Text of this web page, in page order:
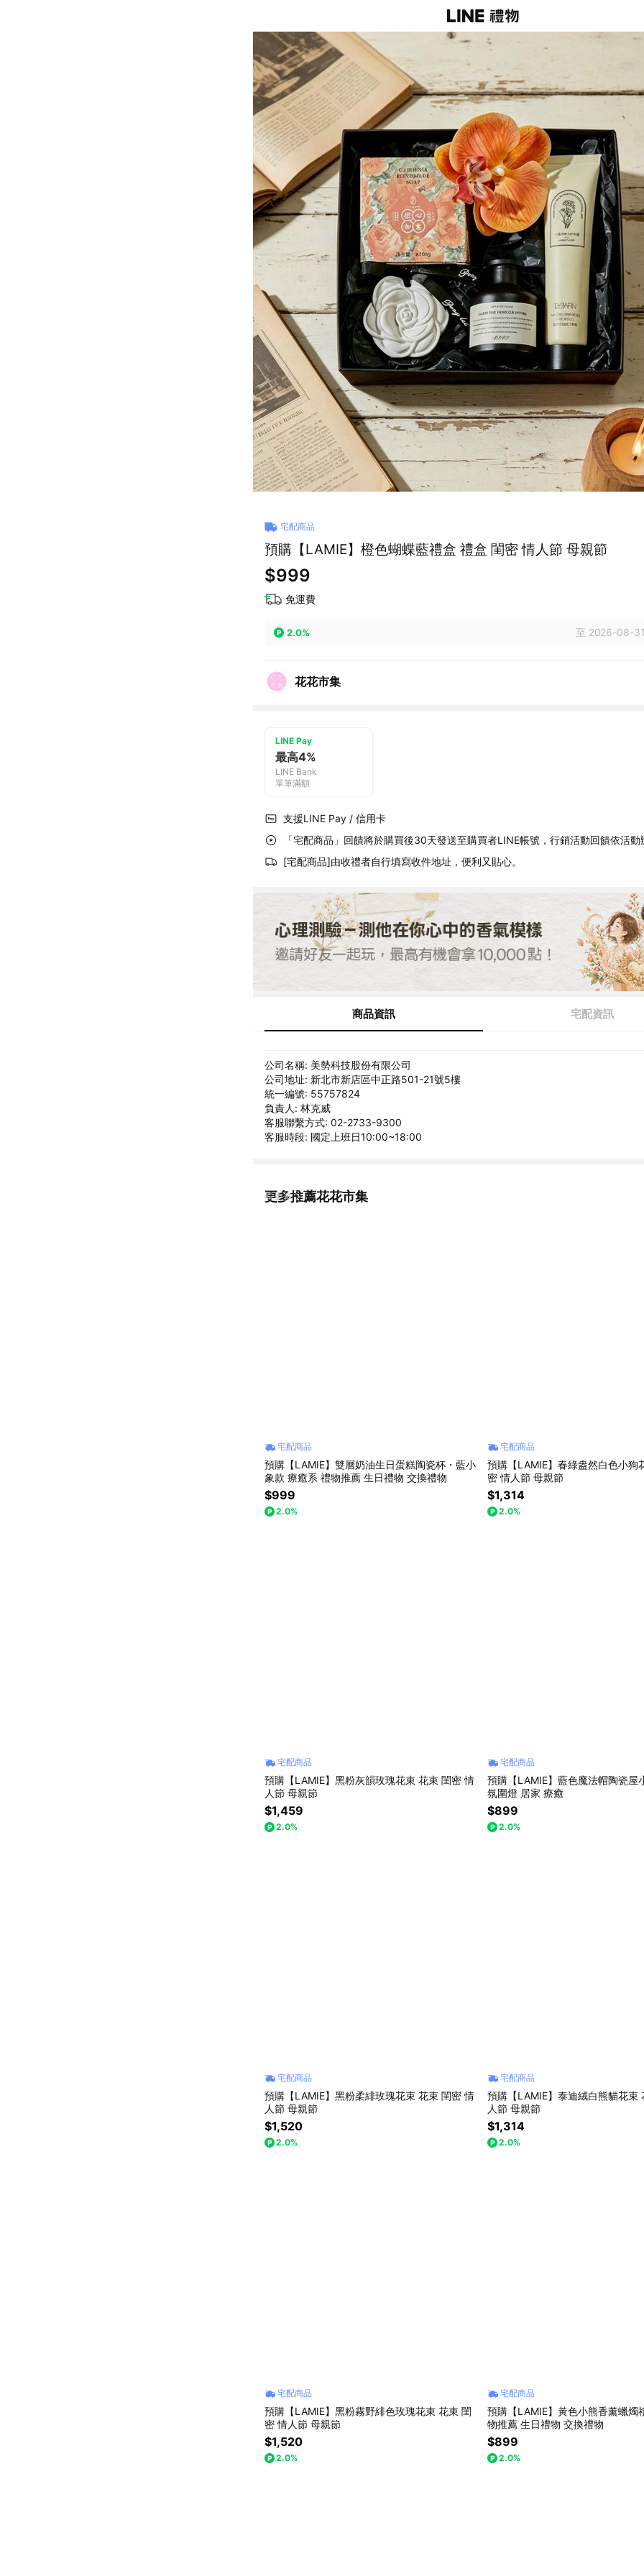
宅配商品
預購【LAMIE】橙色蝴蝶藍禮盒 禮盒 閨密 情人節 母親節
$999
免運費
2.0% 至 2026-08-
花花市集
LINE Pay
最高4%
LINE Bank
單筆滿額
支援LINE Pay / 信用卡
「宅配商品」回饋將於購買後30天發送至購買者LINE帳號，行銷活動回饋依活動
[宅配商品]由收禮者自行填寫收件地址，便利又貼心。
商品資訊 宅配資訊
公司名稱: 美勢科技股份有限公司
公司地址: 新北市新店區中正路501-21號5樓
統一編號: 55757824
負責人: 林克威
客服聯繫方式: 02-2733-9300
客服時段: 國定上班日10:00~18:00
更多推薦花花市集
看更多
宅配商品
預購【LAMIE】雙層奶油生日蛋糕陶瓷杯・藍小
象款 療癒系 禮物推薦 生日禮物 交換禮物
$999
2.0%
宅配商品
預購【LAMIE】春綠盎然白色小狗
密 情人節 母親節
$1,314
2.0%
宅配商品
預購【LAMIE】黑粉灰韻玫瑰花束 花束 閨密 情
人節 母親節
$1,459
2.0%
宅配商品
預購【LAMIE】藍色魔法帽陶瓷屋
氛圍燈 居家 療癒
$899
2.0%
宅配商品
預購【LAMIE】黑粉柔緋玫瑰花束 花束 閨密 情
人節 母親節
$1,520
2.0%
宅配商品
預購【LAMIE】泰迪絨白熊貓花束
人節 母親節
$1,314
2.0%
宅配商品
預購【LAMIE】黑粉霧野緋色玫瑰花束 花束 閨
密 情人節 母親節
$1,520
2.0%
宅配商品
預購【LAMIE】黃色小熊香薰蠟燭
物推薦 生日禮物 交換禮物
$899
2.0%